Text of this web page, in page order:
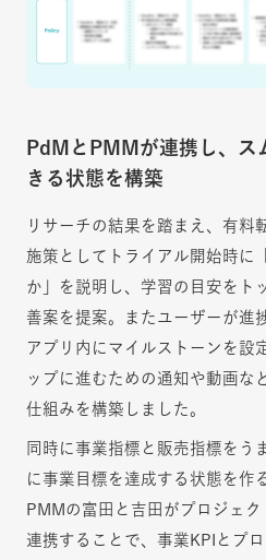
PdMとPMMが連携し、ス
きる状態を構築
リサーチの結果を踏まえ、有料
施策としてトライアル開始時に
か」を説明し、学習の目安をト
善案を提案。またユーザーが進
アプリ内にマイルストーンを設
ップに進むための通知や動画な
仕組みを構築しました。
同時に事業指標と販売指標をう
に事業目標を達成する状態を作
PMMの富田と吉田がプロジェ
連携することで、事業KPIとプ